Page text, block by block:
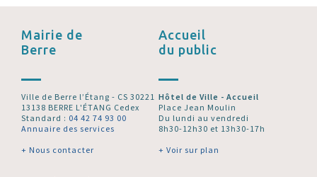
Mairie de
Berre
Ville de Berre l’Étang - CS 30221
13138 BERRE L'ÉTANG Cedex
Standard : 04 42 74 93 00
Annuaire des services
+ Nous contacter
Accueil
du public
Hôtel de Ville - Accueil
Place Jean Moulin
Du lundi au vendredi
8h30-12h30 et 13h30-17h
+ Voir sur plan